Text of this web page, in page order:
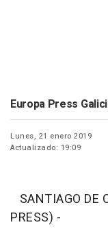
Europa Press
Lunes, 21 enero 2019
Actualizado: 19:09
SANTIAGO DE
PRESS) -